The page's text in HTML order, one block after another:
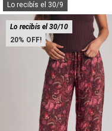
Lo recibís el 30/9
20
Lo recibís el 30/10